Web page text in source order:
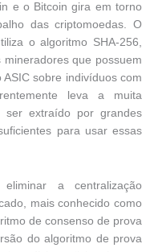
e o Bitcoin gira em torno
das criptomoedas. O
o algoritmo SHA-256,
que possuem
sobre indivíduos com
leva a muita
ser extraído por grandes
para usar essas
a centralização
mais conhecido como
de consenso de prova
do algoritmo de prova